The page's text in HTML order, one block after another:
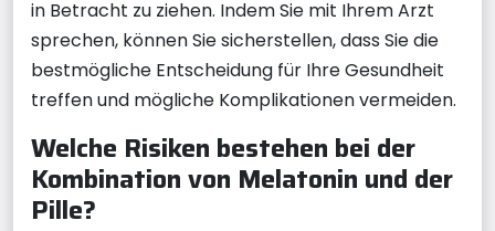
in Betracht zu ziehen. Indem Sie mit Ihrem Arzt
sprechen, können Sie sicherstellen, dass Sie die
bestmögliche Entscheidung für Ihre Gesundheit
treffen und mögliche Komplikationen vermeiden.
Welche Risiken bestehen bei der
Kombination von Melatonin und der
Pille?